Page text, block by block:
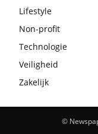
Lifestyle
Non-profit
Technologie
Veiligheid
Zakelijk
©